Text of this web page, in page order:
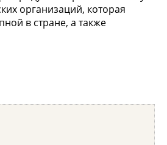
организаций, которая
в стране, а также